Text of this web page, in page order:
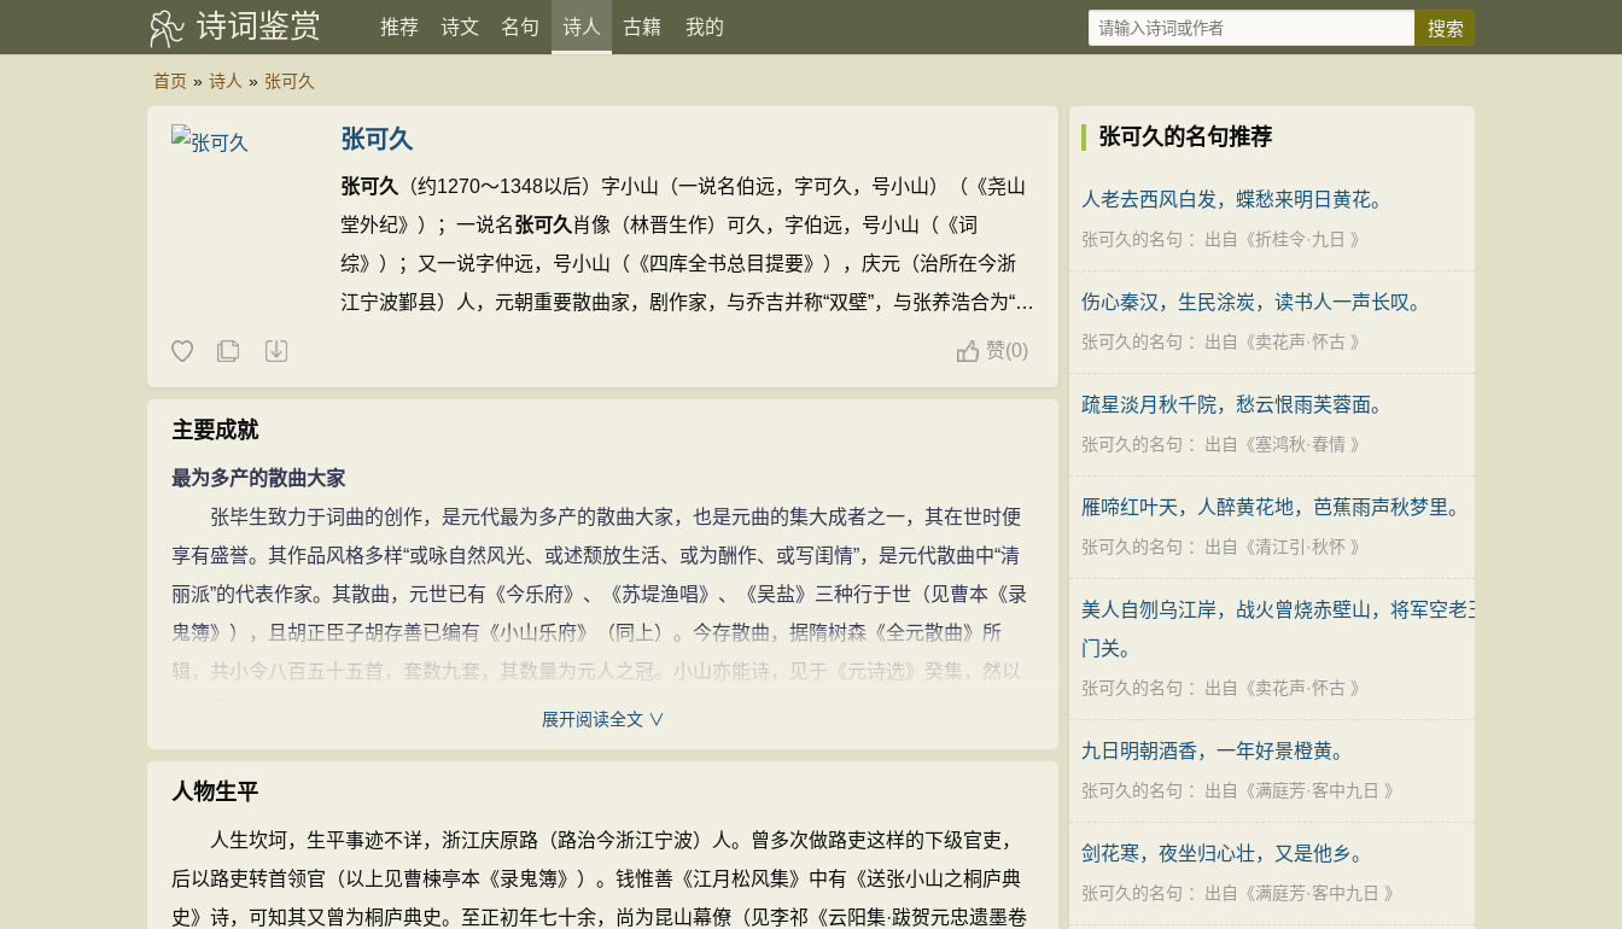
诗词鉴赏 推荐 诗文 名句 诗人 古籍 我的
首页 » 诗人 » 张可久
张可久
张可久
（约1270～1348以后）字小山（一说名伯远，字可久，号小山）（《尧山
堂外纪》）；一说名张可久 肖像（林晋生作）可久，字伯远，号小山（《词
综》）；又一说字仲远，号小山（《四库全书总目提要》），庆元（治所在今浙
江宁波鄞县）人，元朝重要散曲家，剧作家，与乔吉并称“双壁”，与张养浩合为“二
赞(0)
主要成就
最为多产的散曲大家
张毕生致力于词曲的创作，是元代最为多产的散曲大家，也是元曲的集大成者之一，其在世时便
享有盛誉。其作品风格多样“或咏自然风光、或述颓放生活、或为酬作、或写闺情”，是元代散曲中“清
丽派”的代表作家。其散曲，元世已有《今乐府》、《苏堤渔唱》、《吴盐》三种行于世（见曹本《录
鬼簿》），且胡正臣子胡存善已编有《小山乐府》（同上）。今存散曲，据隋树森《全元散曲》所
辑，共小令八百五十五首，套数九套，其数量为元人之冠。小山亦能诗，见于《元诗选》癸集，然以
散曲盛称于世。元·高栻《双调·殿前欢《题小山苏堤渔唱》称其“才华压尽香奁句，字字清殊”，“价等连
城玉，名重《长门赋》”；大食惟寅《双调·燕引雏》《奉寄小山先辈》称其“声传南国，名播中州”。明·
贾仲明补《录鬼簿》挽词，称“照耀乾坤《今乐府》，《苏堤渔唱》文相助，又《吴盐》余意续”，“荆
山玉，合浦珠，压倒群儒”（天一阁本《录鬼簿》）。明·朱权《太和正音谱》评其词“如瑶天笙鹤”，又
称“其词清而且丽，华而不艳，有不吃烟火食气，真可谓不羁之才；若被太华之仙风，招蓬莱之海月，
诚词林之宗匠也，当以九方皋之眼相之”。明·李开先序乔吉、张可久二家小令，谓“乐府之有乔张，犹
展开阅读全文 ∨
人物生平
人生坎坷，生平事迹不详，浙江庆原路（路治今浙江宁波）人。曾多次做路吏这样的下级官吏，
后以路吏转首领官（以上见曹楝亭本《录鬼簿》）。钱惟善《江月松风集》中有《送张小山之桐庐典
史》诗，可知其又曾为桐庐典史。至正初年七十余，尚为昆山幕僚（见李祁《云阳集·跋贺元忠遗墨卷
张可久的名句推荐
人老去西风白发，蝶愁来明日黄花。
张可久的名句 ：出自《折桂令·九日 》
伤心秦汉，生民涂炭，读书人一声长叹。
张可久的名句 ：出自《卖花声·怀古 》
疏星淡月秋千院，愁云恨雨芙蓉面。
张可久的名句 ：出自《塞鸿秋·春情 》
雁啼红叶天，人醉黄花地，芭蕉雨声秋梦里。
张可久的名句 ：出自《清江引·秋怀 》
美人自刎乌江岸，战火曾烧赤壁山，将军空老玉
门关。
张可久的名句 ：出自《卖花声·怀古 》
九日明朝酒香，一年好景橙黄。
张可久的名句 ：出自《满庭芳·客中九日 》
剑花寒，夜坐归心壮，又是他乡。
张可久的名句 ：出自《满庭芳·客中九日 》